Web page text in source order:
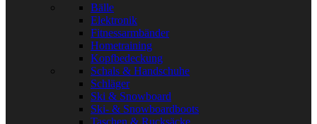
Bälle
Elektronik
Fitnessarmbänder
Hometraining
Kopfbedeckung
Schals & Handschuhe
Schläger
Ski & Snowboard
Ski- & Snowboardboots
Taschen & Rucksäcke